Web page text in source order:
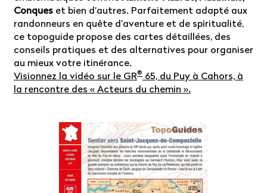
Conques et bien d’autres. Parfaitement adapté aux
randonneurs en quête d’aventure et de spiritualité,
ce topoguide propose des cartes détaillées, des
conseils pratiques et des alternatives pour organiser
au mieux votre itinérance.
Visionnez la vidéo sur le GR® 65, du Puy à Cahors, à
la rencontre des « Acteurs du chemin ».